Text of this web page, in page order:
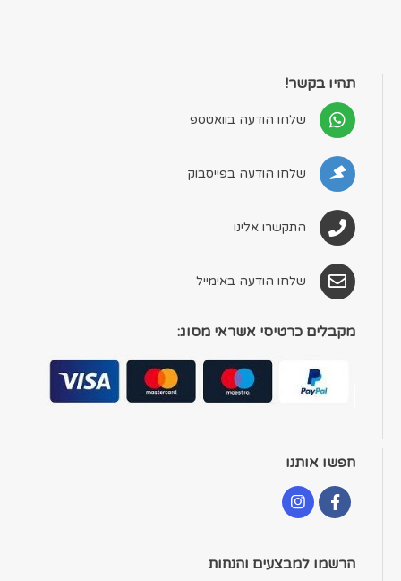
תהיו בקשר!
שלחו הודעה בוואטספ
שלחו הודעה בפייסבוק
התקשרו אלינו
שלחו הודעה באימייל
מקבלים כרטיסי אשראי מסוג:
חפשו אותנו
הרשמו למבצעים והנחות